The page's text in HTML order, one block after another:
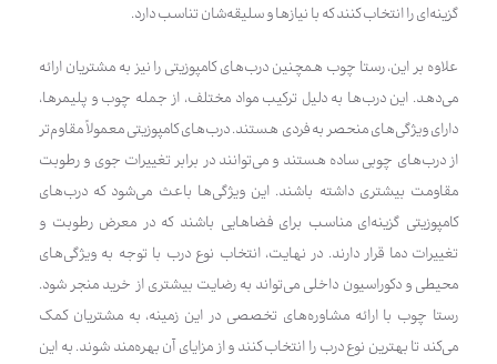
گزینه‌ای را انتخاب کنند که با نیازها و سلیقه‌شان تناسب دارد.
علاوه بر این، رستا چوب همچنین درب‌های کامپوزیتی را نیز به مشتریان ارائه
می‌دهد. این درب‌ها به دلیل ترکیب مواد مختلف، از جمله چوب و پلیمرها،
دارای ویژگی‌های منحصر به فردی هستند. درب‌های کامپوزیتی معمولاً مقاوم‌تر
از درب‌های چوبی ساده هستند و می‌توانند در برابر تغییرات جوی و رطوبت
مقاومت بیشتری داشته باشند. این ویژگی‌ها باعث می‌شود که درب‌های
کامپوزیتی گزینه‌ای مناسب برای فضاهایی باشند که در معرض رطوبت و
تغییرات دما قرار دارند. در نهایت، انتخاب نوع درب با توجه به ویژگی‌های
محیطی و دکوراسیون داخلی می‌تواند به رضایت بیشتری از خرید منجر شود.
رستا چوب با ارائه مشاوره‌های تخصصی در این زمینه، به مشتریان کمک
می‌کند تا بهترین نوع درب را انتخاب کنند و از مزایای آن بهره‌مند شوند. به این